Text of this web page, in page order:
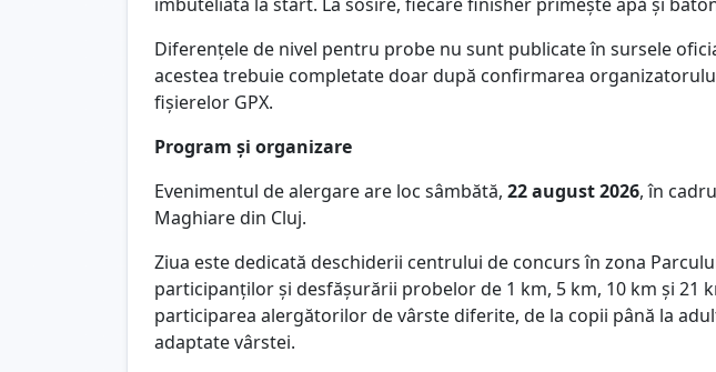
Diferențele de nivel pentru probe nu sunt publicate în sursele
acestea trebuie completate doar după confirmarea
fișierelor GPX.
Program și organizare
Evenimentul de alergare are loc sâmbătă, 22 august 2026, în
Maghiare din Cluj.
Ziua este dedicată deschiderii centrului de concurs în zona
participanților și desfășurării probelor de 1 km, 5 km, 10 km și 21
participarea alergătorilor de vârste diferite, de la copii până la
adaptate vârstei.